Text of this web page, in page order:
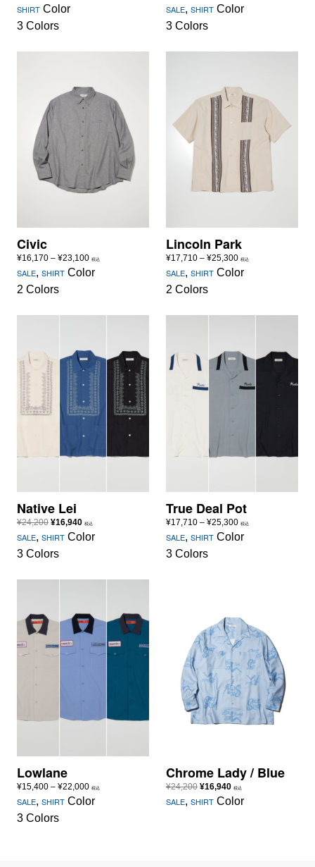
SHIRT Color
3 Colors
格
SALE, SHIRT Color
3 Colors
Civic
¥16,170 – ¥23,100価
格
税込
SALE, SHIRT Color
2 Colors
Lincoln Park
¥17,710 – ¥25,300価
格
税込
SALE, SHIRT Color
2 Colors
Native Lei
¥24,200 元
の
格
た。
¥16,940現
在
す。
税込
SALE, SHIRT Color
3 Colors
True Deal Pot
¥17,710 – ¥25,300価
格
税込
SALE, SHIRT Color
3 Colors
Lowlane
¥15,400 – ¥22,000価
格
税込
SALE, SHIRT Color
3 Colors
Chrome Lady / Blue
¥24,200 元
の
¥16,940現
在
税込
SALE, SHIRT Color